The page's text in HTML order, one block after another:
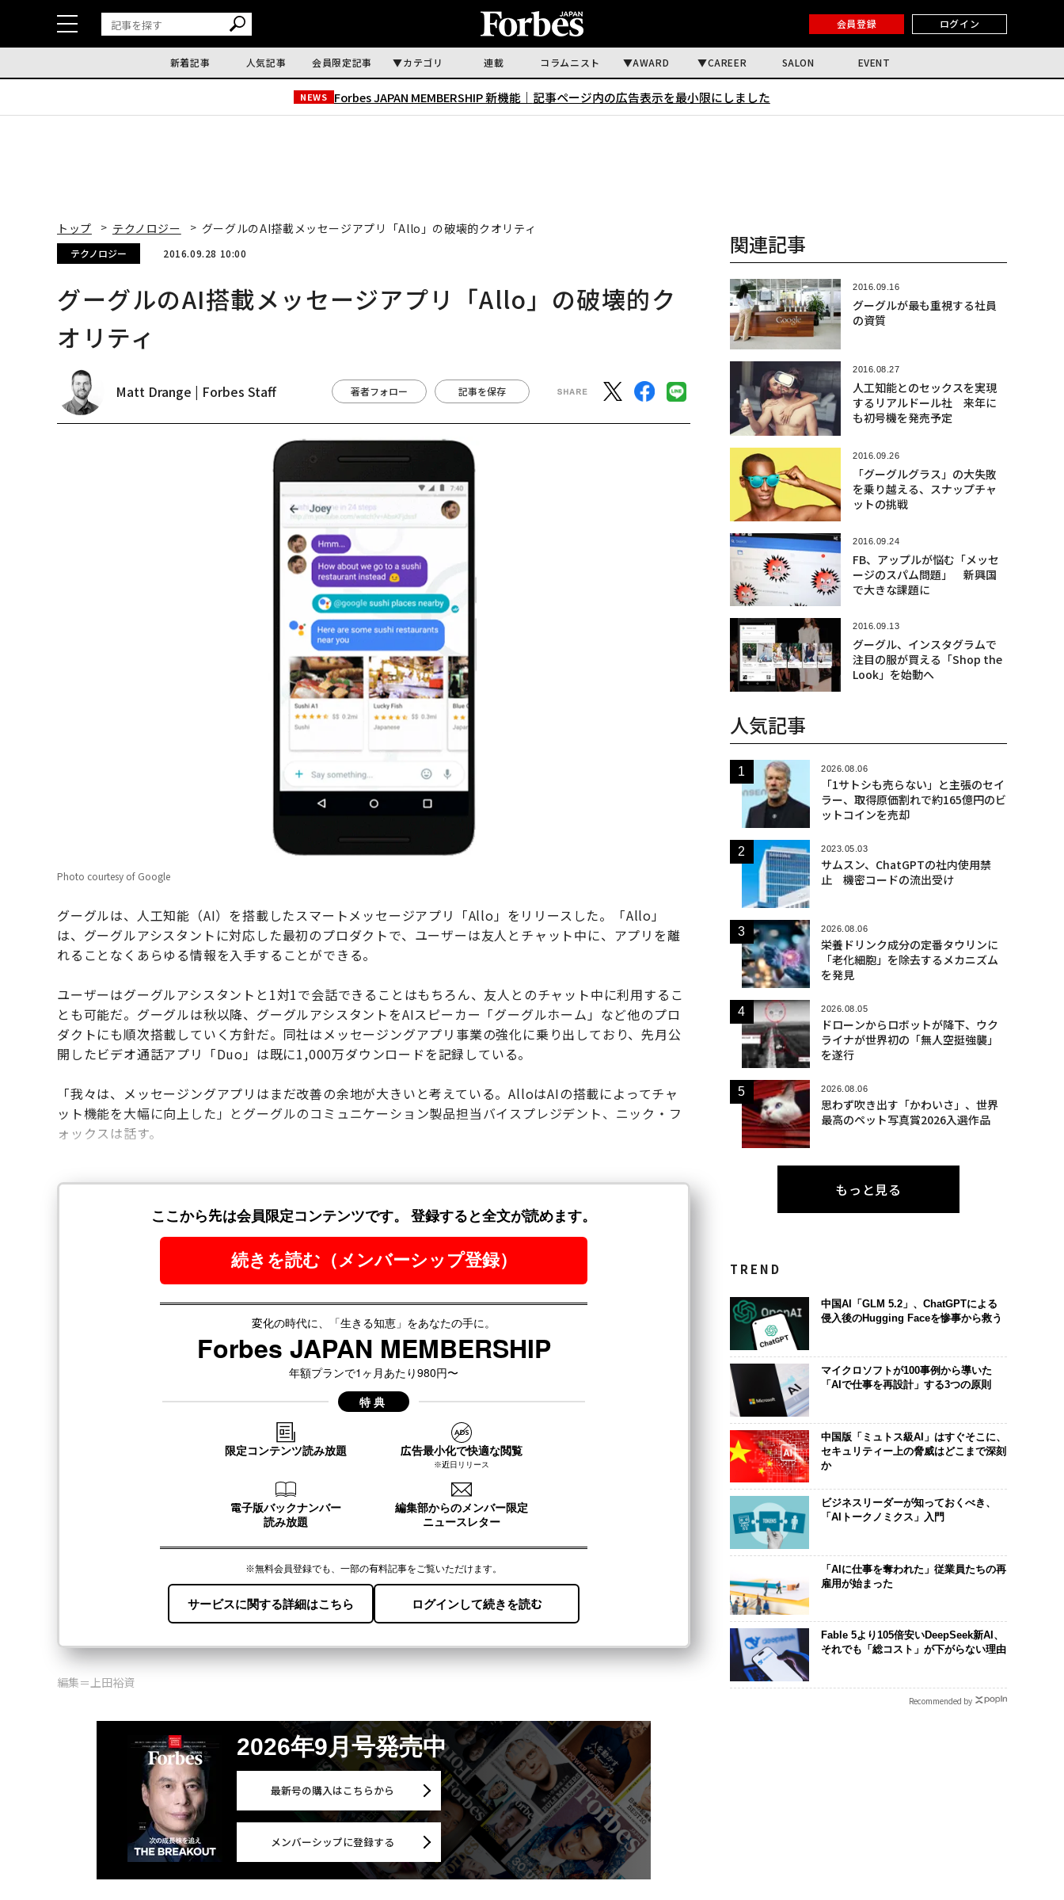
会員登録 ログイン
新着記事 人気記事 会員限定記事 カテゴリ 連載 コラムニスト AWARD CAREER SALON EVENT
NEWS Forbes JAPAN MEMBERSHIP 新機能｜ 記事ページ内の広告表示を最小限にしました
トップ テクノロジー グーグルのAI搭載メッセージアプリ「Allo」の破壊的クオリティ
テクノロジー 2016.09.28 10:00
グーグルのAI搭載メッセージアプリ「Allo」の破壊的ク
オリティ
Matt Drange | Forbes Staff 著者フォロー 記事を保存
Photo courtesy of Google
グーグルは、人工知能（AI）を搭載したスマートメッセージアプリ「Allo」をリリースした。「Allo」
は、グーグルアシスタントに対応した最初のプロダクトで、ユーザーは友人とチャット中に、アプリを離
れることなくあらゆる情報を入手することができる。
ユーザーはグーグルアシスタントと1対1で会話できることはもちろん、友人とのチャット中に利用するこ
とも可能だ。グーグルは秋以降、グーグルアシスタントをAIスピーカー「グーグルホーム」など他のプロ
ダクトにも順次搭載していく方針だ。同社はメッセージングアプリ事業の強化に乗り出しており、先月公
開したビデオ通話アプリ「Duo」は既に1,000万ダウンロードを記録している。
「我々は、メッセージングアプリはまだ改善の余地が大きいと考えている。AlloはAIの搭載によってチャ
ット機能を大幅に向上した」とグーグルのコミュニケーション製品担当バイスプレジデント、ニック・フ
ォックスは話す。
編集＝上田裕資
2026年9月号発売中
最新号の購入はこちらから
メンバーシップに登録する
関連記事
2016.09.16
グーグルが最も重視する社員
の資質
2016.08.27
人工知能とのセックスを実現
するリアルドール社 来年に
も初号機を発売予定
2016.09.26
「グーグルグラス」の大失敗
を乗り越える、スナップチャ
ットの挑戦
2016.09.24
FB、アップルが悩む「メッセ
ージのスパム問題」 新興国
で大きな課題に
2016.09.13
グーグル、インスタグラムで
注目の服が買える「Shop the
Look」を始動へ
人気記事
2026.08.06
「1サトシも売らない」と主張のセイ
ラー、取得原価割れで約165億円のビ
ットコインを売却
2023.05.03
サムスン、ChatGPTの社内使用禁
止 機密コードの流出受け
2026.08.06
栄養ドリンク成分の定番タウリンに
「老化細胞」を除去するメカニズム
を発見
2026.08.05
ドローンからロボットが降下、ウク
ライナが世界初の「無人空挺強襲」
を遂行
2026.08.06
思わず吹き出す「かわいさ」、世界
最高のペット写真賞2026入選作品
もっと見る
TREND
中国AI「GLM 5.2」、ChatGPTによる
侵入後のHugging Faceを惨事から救う
マイクロソフトが100事例から導いた
「AIで仕事を再設計」する3つの原則
中国版「ミュトス級AI」はすぐそこに、
セキュリティー上の脅威はどこまで深刻
か
ビジネスリーダーが知っておくべき、
「AIトークノミクス」入門
「AIに仕事を奪われた」従業員たちの再
雇用が始まった
Fable 5より105倍安いDeepSeek新AI、
それでも「総コスト」が下がらない理由
Recommended by